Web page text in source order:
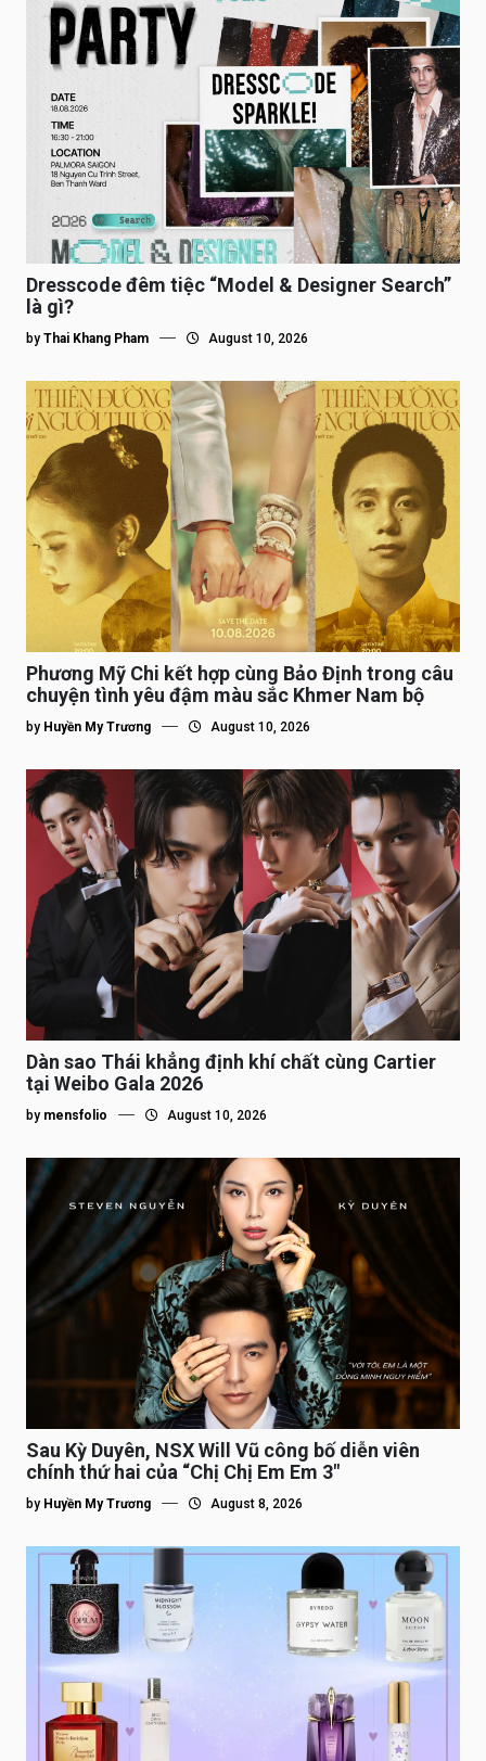
Dresscode đêm tiệc “Model & Designer Search”
là gì?
by Thai Khang Pham August 10, 2026
Phương Mỹ Chi kết hợp cùng Bảo Định trong câu
chuyện tình yêu đậm màu sắc Khmer Nam bộ
by Huyền My Trương August 10, 2026
Dàn sao Thái khẳng định khí chất cùng Cartier
tại Weibo Gala 2026
by mensfolio August 10, 2026
Sau Kỳ Duyên, NSX Will Vũ công bố diễn viên
chính thứ hai của “Chị Chị Em Em 3″
by Huyền My Trương August 8, 2026